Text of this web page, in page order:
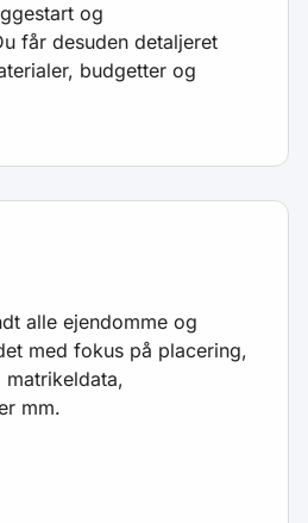
og
får desuden detaljeret
budgetter og
alle ejendomme og
med fokus på placering,
mm.